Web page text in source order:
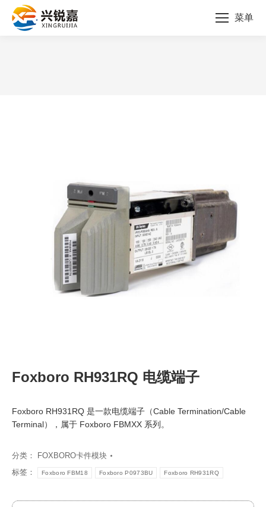
菜单
Foxboro RH931RQ 电缆端子
Foxboro RH931RQ 是一款电缆端子（Cable Termination/Cable
Terminal），属于 Foxboro FBMXX 系列。
分类：
FOXBORO卡件模块
标签：
Foxboro FBM18 Foxboro P0973BU Foxboro RH931RQ